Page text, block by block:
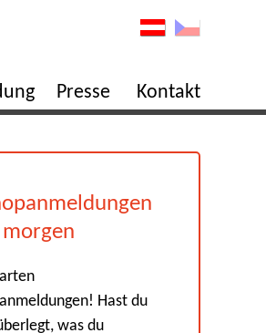
Presse Kontakt
Hast du
was du